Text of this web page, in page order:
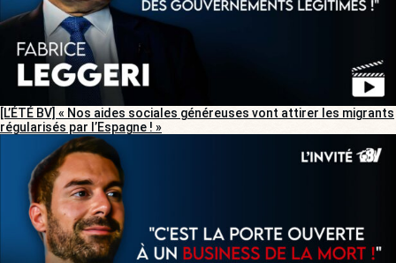
[L’ÉTÉ BV] « Nos aides sociales généreuses vont attirer les migrants
régularisés par l’Espagne ! »